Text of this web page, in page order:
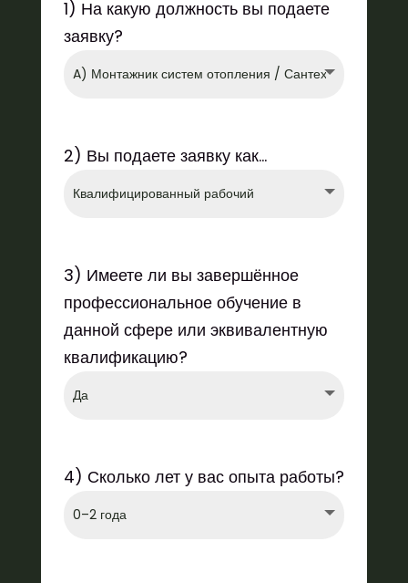
1) На какую должность вы подаете
заявку?
2) Вы подаете заявку как…
3) Имеете ли вы завершённое
профессиональное обучение в
данной сфере или эквивалентную
квалификацию?
4) Сколько лет у вас опыта работы?